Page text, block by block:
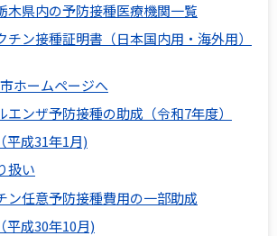
木県内の予防接種医療機関一覧
チン接種証明書（日本国内用・海外用）
ホームページへ
エンザ予防接種の助成（令和7年度）
平成31年1月)
扱い
ン任意予防接種費用の一部助成
平成30年10月)